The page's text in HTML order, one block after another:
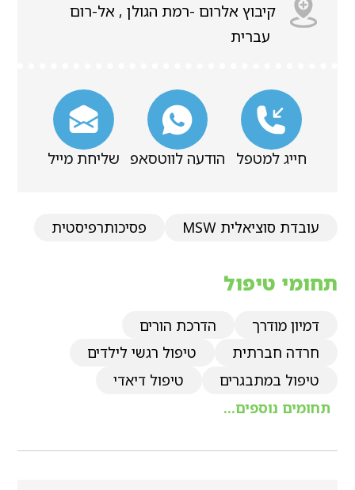
קיבוץ אלרום -רמת הגולן , אל-רום
עברית
חייג למטפל הודעה לווטסאפ שליחת מייל
עובדת סוציאלית MSW פסיכותרפיסטית
תחומי טיפול
דמיון מודרך
הדרכת הורים
חרדה חברתית
טיפול רגשי לילדים
טיפול במתבגרים
טיפול דיאדי
תחומים נוספים...